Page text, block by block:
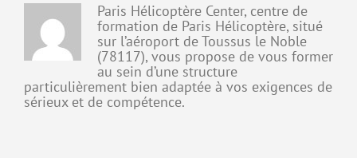
Paris Hélicoptère Center, centre de
formation de Paris Hélicoptère, situé
sur l’aéroport de Toussus le Noble
(78117), vous propose de vous former
au sein d’une structure
particulièrement bien adaptée à vos exigences de
sérieux et de compétence.